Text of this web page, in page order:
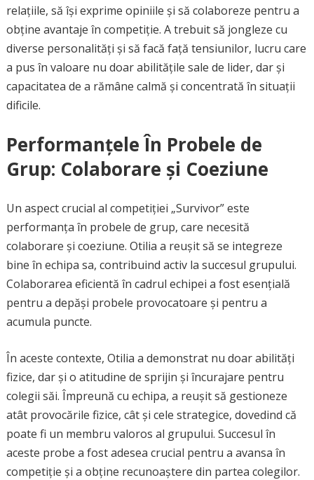
relațiile, să își exprime opiniile și să colaboreze pentru a
obține avantaje în competiție. A trebuit să jongleze cu
diverse personalități și să facă față tensiunilor, lucru care
a pus în valoare nu doar abilitățile sale de lider, dar și
capacitatea de a rămâne calmă și concentrată în situații
dificile.
Performanțele În Probele de
Grup: Colaborare și Coeziune
Un aspect crucial al competiției „Survivor” este
performanța în probele de grup, care necesită
colaborare și coeziune. Otilia a reușit să se integreze
bine în echipa sa, contribuind activ la succesul grupului.
Colaborarea eficientă în cadrul echipei a fost esențială
pentru a depăși probele provocatoare și pentru a
acumula puncte.
În aceste contexte, Otilia a demonstrat nu doar abilități
fizice, dar și o atitudine de sprijin și încurajare pentru
colegii săi. Împreună cu echipa, a reușit să gestioneze
atât provocările fizice, cât și cele strategice, dovedind că
poate fi un membru valoros al grupului. Succesul în
aceste probe a fost adesea crucial pentru a avansa în
competiție și a obține recunoaștere din partea colegilor.